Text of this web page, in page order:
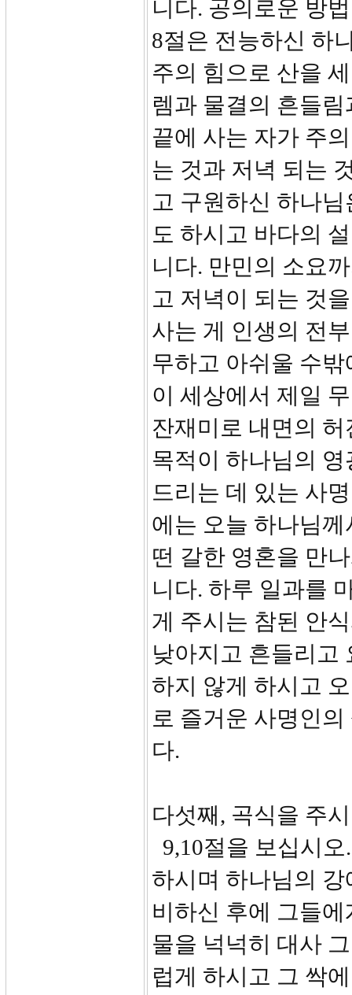
니다. 공의로운 방
8절은 전능하신 하
주의 힘으로 산을
렘과 물결의 흔들
끝에 사는 자가 주
는 것과 저녁 되는
고 구원하신 하나
도 하시고 바다의
니다. 만민의 소요
고 저녁이 되는 것
사는 게 인생의 전
무하고 아쉬울 수
이 세상에서 제일
잔재미로 내면의
목적이 하나님의
드리는 데 있는 사
에는 오늘 하나님
떤 갈한 영혼을 만
니다. 하루 일과를
게 주시는 참된 안
낮아지고 흔들리고
하지 않게 하시고
로 즐거운 사명인
다.
다섯째, 곡식을 주
9,10절을 보십시
하시며 하나님의
비하신 후에 그들
물을 넉넉히 대사
럽게 하시고 그 싹